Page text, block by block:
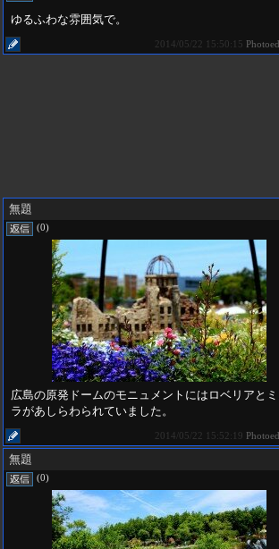
ゆるふわな雰囲気で。
2014/05/22 15:50:15
無題
(0)
広島の原発ドームのモニュメントにはロベリアと
ラがあしらわられていました。
2014/05/22 15:52:19
無題
(0)